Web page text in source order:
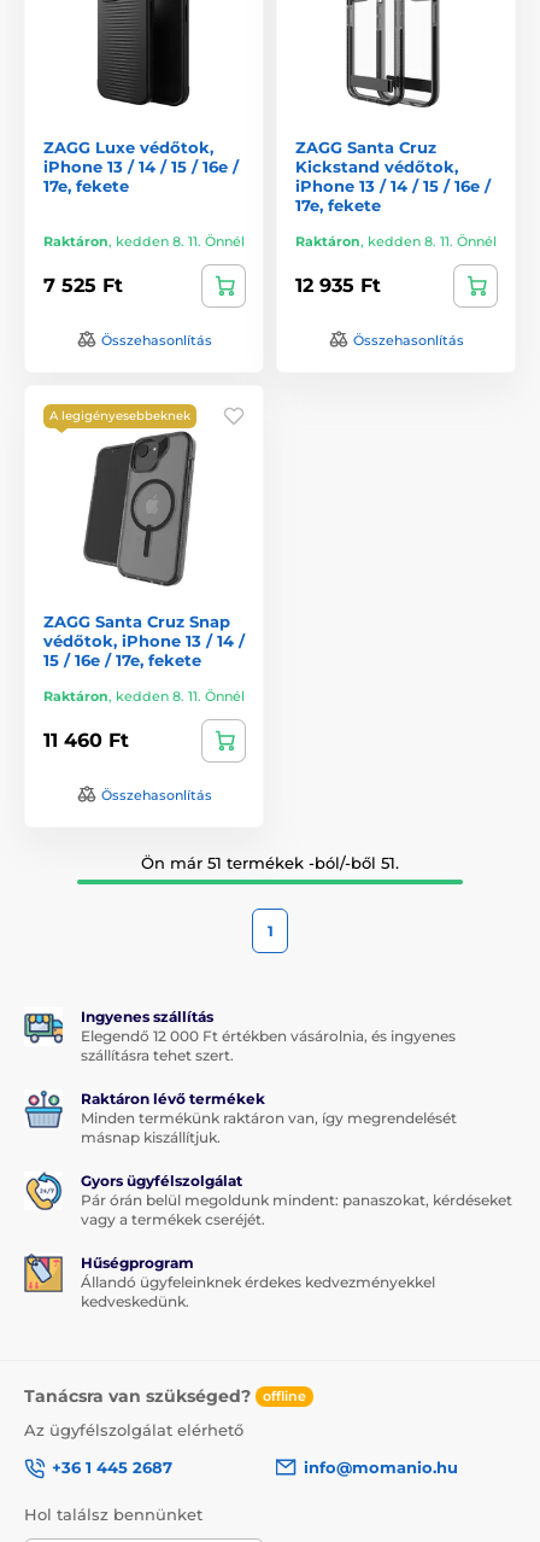
ZAGG Luxe védőtok,
iPhone 13 / 14 / 15 / 16e /
17e, fekete
Raktáron, kedden 8. 11. Önnél
7 525 Ft
Összehasonlítás
ZAGG Santa Cruz
Kickstand védőtok,
iPhone 13 / 14 / 15 / 16e /
17e, fekete
Raktáron, kedden 8. 11. Önnél
12 935 Ft
Összehasonlítás
A legigényesebbeknek
ZAGG Santa Cruz Snap
védőtok, iPhone 13 / 14 /
15 / 16e / 17e, fekete
Raktáron, kedden 8. 11. Önnél
11 460 Ft
Összehasonlítás
Ön már 51 termékek -ból/-ből 51.
1
Ingyenes szállítás
Elegendő 12 000 Ft értékben vásárolnia, és ingyenes
szállításra tehet szert.
Raktáron lévő termékek
Minden termékünk raktáron van, így megrendelését
másnap kiszállítjuk.
Gyors ügyfélszolgálat
Pár órán belül megoldunk mindent: panaszokat, kérdéseket
vagy a termékek cseréjét.
Hűségprogram
Állandó ügyfeleinknek érdekes kedvezményekkel
kedveskedünk.
Tanácsra van szükséged? offline
Az ügyfélszolgálat elérhető
+36 1 445 2687
info@momanio.hu
Hol találsz bennünket